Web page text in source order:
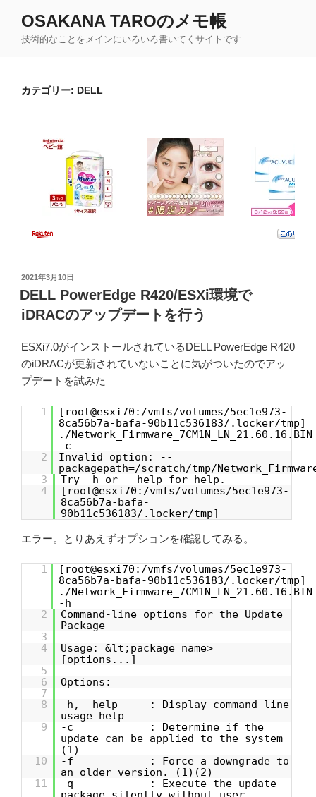
OSAKANA TAROのメモ帳
技術的なことをメインにいろいろ書いてくサイトです
カテゴリー: DELL
投
稿
日:
2021年3月10日
DELL PowerEdge R420/ESXi環境で
iDRACのアップデートを行う
ESXi7.0がインストールされているDELL PowerEdge R420
のiDRACが更新されていないことに気がついたのでアッ
プデートを試みた
1
[root@esxi70:/vmfs/volumes/5ec1e973-
8ca56b7a-bafa-90b11c536183/.locker/tmp]
./Network_Firmware_7CM1N_LN_21.60.16.BIN
-c
2
Invalid option: --
packagepath=/scratch/tmp/
3
Try -h or --help for help.
4
[root@esxi70:/vmfs/volumes/5ec1e973-
8ca56b7a-bafa-
90b11c536183/.locker/tmp]
エラー。とりあえずオプションを確認してみる。
1
[root@esxi70:/vmfs/volumes/5ec1e973-
8ca56b7a-bafa-90b11c536183/.locker/tmp]
./Network_Firmware_7CM1N_LN_21.60.16.BIN
-h
2
Command-line options for the Update
Package
3
4
Usage: &lt;package name>
[options...]
5
6
Options:
7
8
-h,--help : Display command-line
usage help
9
-c : Determine if the
update can be applied to the system
(1)
10
-f : Force a downgrade to
an older version. (1)(2)
11
-q : Execute the update